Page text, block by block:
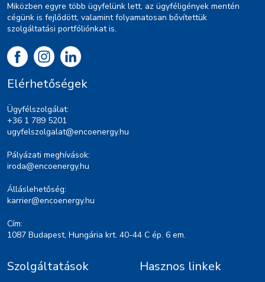
Miközben egyre több ügyfelünk lett, az ügyféligények mentén
cégünk is fejlődött, valamint folyamatosan bővítettük
szolgáltatási portfóliónkat is.
Elérhetőségek
Ügyfélszolgálat:
+36 1 789 5201
ugyfelszolgalat@encoenergy.hu
Pályázati meghívások:
iroda@encoenergy.hu
Álláslehetőség:
karrier@encoenergy.hu
Cím:
1087 Budapest, Hungária krt. 40-44 C ép. 6 em.
Szolgáltatások Hasznos linkek